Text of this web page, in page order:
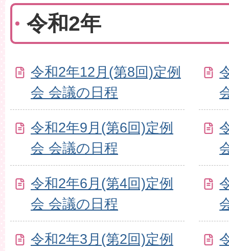
令和2年
令和2年12月(第8回)定例
会 会議の日程
令和2年9月(第6回)定例
会 会議の日程
令和2年6月(第4回)定例
会 会議の日程
令和2年3月(第2回)定例